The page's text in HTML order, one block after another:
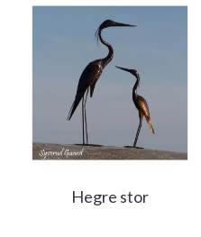
Hegre stor